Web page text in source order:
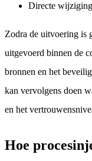
Directe
Zodra de uitvoering is
uitgevoerd binnen de
bronnen en het
kan vervolgens doen
en het
Hoe